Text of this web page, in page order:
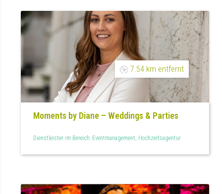
7.54 km entfernt
Moments by Diane – Weddings & Parties
Dienstleister im Bereich: Eventmanagement, Hochzeitsagentur